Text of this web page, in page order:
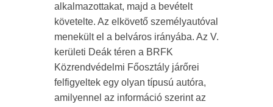
alkalmazottakat, majd a bevételt
követelte. Az elkövető személyautóval
menekült el a belváros irányába. Az V.
kerületi Deák téren a BRFK
Közrendvédelmi Főosztály járőrei
felfigyeltek egy olyan típusú autóra,
amilyennel az információ szerint az